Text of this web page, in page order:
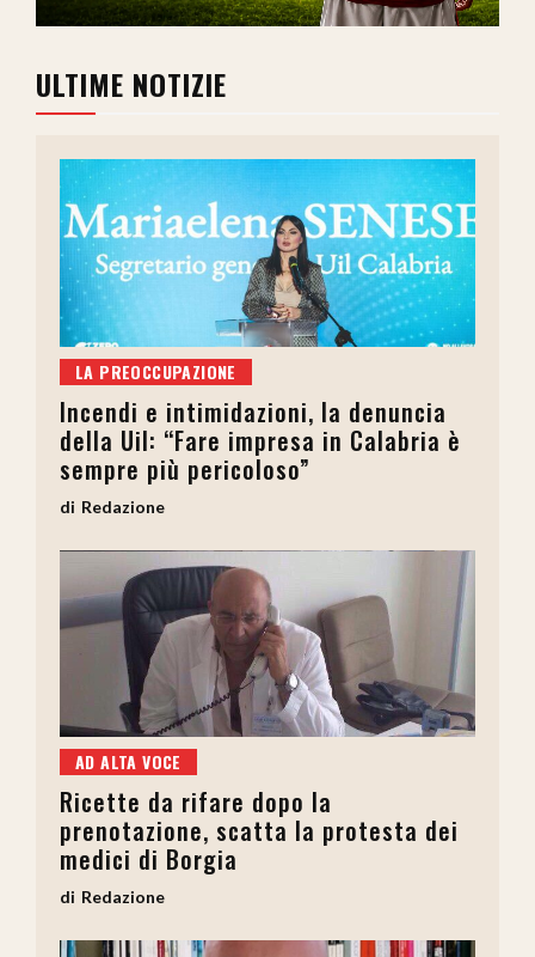
ULTIME NOTIZIE
LA PREOCCUPAZIONE
Incendi e intimidazioni, la denuncia
della Uil: “Fare impresa in Calabria è
sempre più pericoloso”
Redazione
AD ALTA VOCE
Ricette da rifare dopo la
prenotazione, scatta la protesta dei
medici di Borgia
Redazione